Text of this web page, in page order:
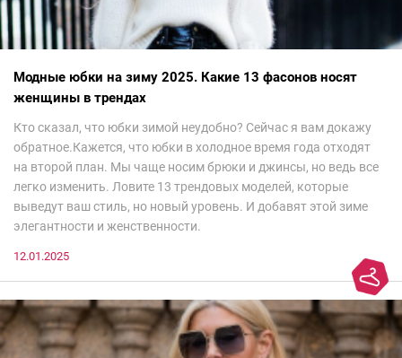
Модные юбки на зиму 2025. Какие 13 фасонов носят
женщины в трендах
Кто сказал, что юбки зимой неудобно? Сейчас я вам докажу
обратное.Кажется, что юбки в холодное время года отходят
на второй план. Мы чаще носим брюки и джинсы, но ведь все
легко изменить. Ловите 13 трендовых моделей, которые
выведут ваш стиль, но новый уровень. И добавят этой зиме
элегантности и женственности.
12.01.2025